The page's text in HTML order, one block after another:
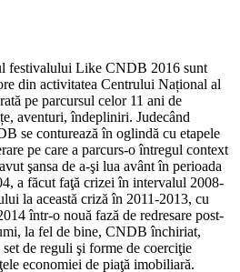
festivalului Like CNDB 2016 sunt
din activitatea Centrului Național al
pe parcursul celor 11 ani de
aventuri, îndepliniri. Judecând
se conturează în oglindă cu etapele
pe care a parcurs-o întregul context
şansa de a-şi lua avânt în perioada
a făcut faţă crizei în intervalul 2008-
la această criză în 2011-2013, cu
într-o nouă fază de redresare post-
la fel de bine, CNDB închiriat,
de reguli şi forme de coerciţie
economiei de piaţă imobiliară.